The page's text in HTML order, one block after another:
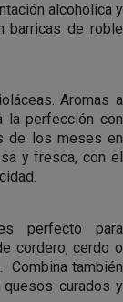
alcohólica y
barricas de roble
Aromas a
la perfección con
de los meses en
y fresca, con el
perfecto para
cordero, cerdo o
Combina también
curados y